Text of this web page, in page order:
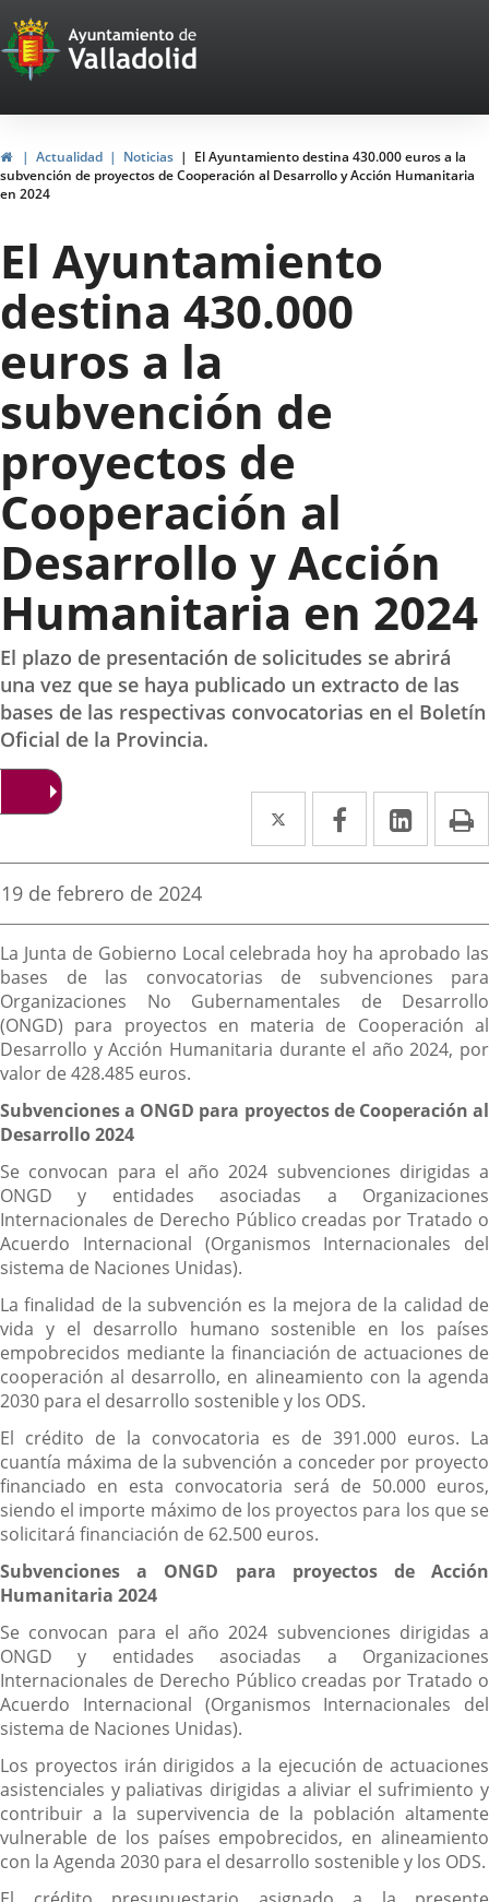
Portal
Web
del
Ayuntamiento
de
Valladolid
HomeActualidad Noticias
El Ayuntamiento destina 430.000 euros a la
subvención de proyectos de Cooperación al Desarrollo y Acción Humanitaria
en 2024
El Ayuntamiento
destina 430.000
euros a la
subvención de
proyectos de
Cooperación al
Desarrollo y Acción
Humanitaria en 2024
El plazo de presentación de solicitudes se abrirá
una vez que se haya publicado un extracto de las
bases de las respectivas convocatorias en el Boletín
Oficial de la Provincia.
Twitter
Enlace
a
aplicación
externa.
Facebook
Enlace
a
aplicación
externa.
Enlace
a
Fecha
la
noticia
19 de febrero de 2024
Descripción
La Junta de Gobierno Local celebrada hoy ha aprobado las
bases de las convocatorias de subvenciones para
Organizaciones No Gubernamentales de Desarrollo
(ONGD) para proyectos en materia de Cooperación al
Desarrollo y Acción Humanitaria durante el año 2024, por
valor de 428.485 euros.
Subvenciones a ONGD para proyectos de Cooperación al
Desarrollo 2024
Se convocan para el año 2024 subvenciones dirigidas a
ONGD y entidades asociadas a Organizaciones
Internacionales de Derecho Público creadas por Tratado o
Acuerdo Internacional (Organismos Internacionales del
sistema de Naciones Unidas).
La finalidad de la subvención es la mejora de la calidad de
vida y el desarrollo humano sostenible en los países
empobrecidos mediante la financiación de actuaciones de
cooperación al desarrollo, en alineamiento con la agenda
2030 para el desarrollo sostenible y los ODS.
El crédito de la convocatoria es de 391.000 euros. La
cuantía máxima de la subvención a conceder por proyecto
financiado en esta convocatoria será de 50.000 euros,
siendo el importe máximo de los proyectos para los que se
solicitará financiación de 62.500 euros.
Subvenciones a ONGD para proyectos de Acción
Humanitaria 2024
Se convocan para el año 2024 subvenciones dirigidas a
ONGD y entidades asociadas a Organizaciones
Internacionales de Derecho Público creadas por Tratado o
Acuerdo Internacional (Organismos Internacionales del
sistema de Naciones Unidas).
Los proyectos irán dirigidos a la ejecución de actuaciones
asistenciales y paliativas dirigidas a aliviar el sufrimiento y
contribuir a la supervivencia de la población altamente
vulnerable de los países empobrecidos, en alineamiento
con la Agenda 2030 para el desarrollo sostenible y los ODS.